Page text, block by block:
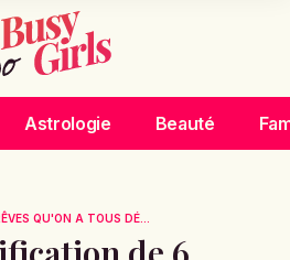
Astrologie Beauté
QU'ON A TOUS DÉ...